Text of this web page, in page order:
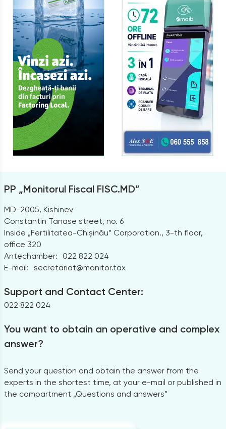
PP „Monitorul Fiscal FISC.MD”
MD-2005, Kishinev
Constantin Tanase street, no. 6
Inside „Fertilitatea-Chișinău” Corporation., 3-th floor,
office 320
Antechamber:
022 822 024
E-mail: secretariat@monitor.tax
Support and Contact Center:
022 822 024
You want to obtain an operative and complex
answer?
Send your question and obtain the answer from the
experts in the shortest time, at your e-mail or published in
the compartment „Questions and answers”